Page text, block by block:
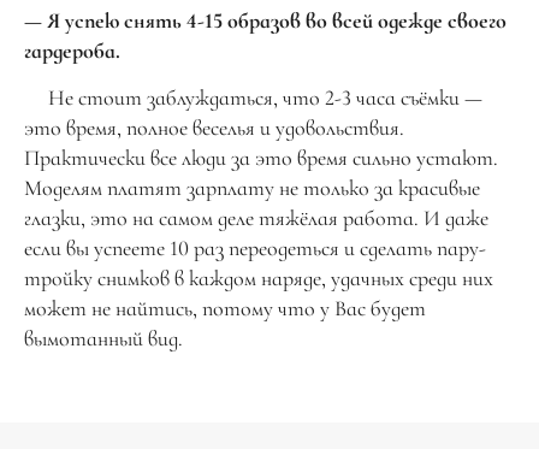
— Я успею снять 4-15 образов во всей одежде своего
гардероба.
Не стоит заблуждаться, что 2-3 часа съёмки —
это время, полное веселья и удовольствия.
Практически все люди за это время сильно устают.
Моделям платят зарплату не только за красивые
глазки, это на самом деле тяжёлая работа. И даже
если вы успеете 10 раз переодеться и сделать пару-
тройку снимков в каждом наряде, удачных среди них
может не найтись, потому что у Вас будет
вымотанный вид.